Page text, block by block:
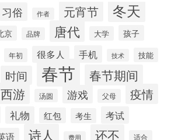
习俗 作者 元宵节 冬天
京 品牌 唐代 大学 孩子
年初 很多人 手机 技术 技能
时间 春节 春节期间
游 汤圆 游戏 父母 疫情
礼物 红包 考生 考试
语 诗人 费用 还不 适合